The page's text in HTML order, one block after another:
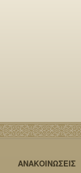
ΑΝΑΚΟΙΝΩΣΕΙΣ